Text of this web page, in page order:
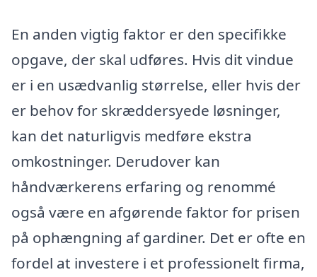
En anden vigtig faktor er den specifikke
opgave, der skal udføres. Hvis dit vindue
er i en usædvanlig størrelse, eller hvis der
er behov for skræddersyede løsninger,
kan det naturligvis medføre ekstra
omkostninger. Derudover kan
håndværkerens erfaring og renommé
også være en afgørende faktor for prisen
på ophængning af gardiner. Det er ofte en
fordel at investere i et professionelt firma,